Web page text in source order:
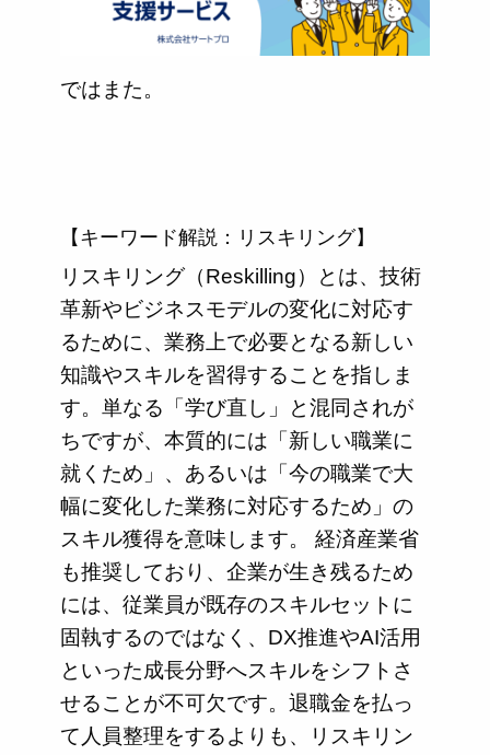
ではまた。
【キーワード解説：リスキリング】
リスキリング（Reskilling）とは、技術
革新やビジネスモデルの変化に対応す
るために、業務上で必要となる新しい
知識やスキルを習得することを指しま
す。単なる「学び直し」と混同されが
ちですが、本質的には「新しい職業に
就くため」、あるいは「今の職業で大
幅に変化した業務に対応するため」の
スキル獲得を意味します。 経済産業省
も推奨しており、企業が生き残るため
には、従業員が既存のスキルセットに
固執するのではなく、DX推進やAI活用
といった成長分野へスキルをシフトさ
せることが不可欠です。退職金を払っ
て人員整理をするよりも、リスキリン